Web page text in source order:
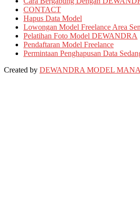
CONTACT
Hapus Data Model
Lowongan Model Freelance Area
Pelatihan Foto Model DEWANDRA
Pendaftaran Model Freelance
Permintaan Penghapusan Data
Created by DEWANDRA MODEL